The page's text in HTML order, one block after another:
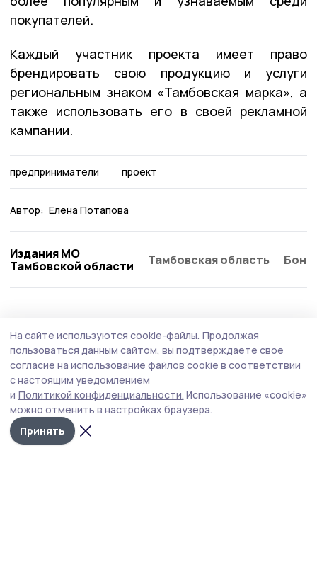
покупателей.
Каждый участник проекта имеет право
брендировать свою продукцию и услуги
региональным знаком «Тамбовская марка», а
также использовать его в своей рекламной
кампании.
предприниматели проект
Автор: Елена Потапова
Издания МО
Тамбовской области
Тамбовская область
На сайте используются cookie-файлы. Продолжая
пользоваться данным сайтом, вы подтверждаете свое
согласие на использование файлов cookie в соответствии
с настоящим уведомлением
и Политикой конфиденциальности. Использование «cookie»
можно отменить в настройках браузера.
Принять